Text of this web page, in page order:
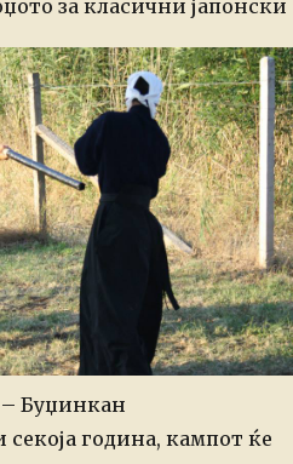
за класични јапонски
Буџинкан
секоја година, кампот ќе